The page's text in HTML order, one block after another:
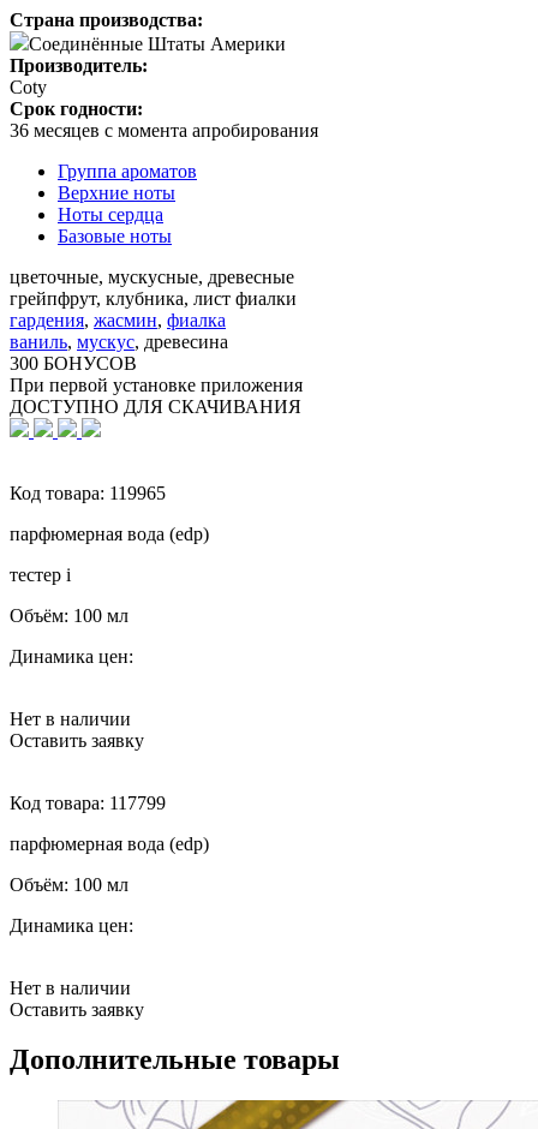
Страна производства:
Соединённые Штаты Америки
Производитель:
Coty
Срок годности:
36 месяцев с момента апробирования
Группа ароматов
Верхние ноты
Ноты сердца
Базовые ноты
цветочные, мускусные, древесные
грейпфрут, клубника, лист фиалки
гардения, жасмин, фиалка
ваниль, мускус, древесина
300 БОНУСОВ
При первой установке приложения
ДОСТУПНО ДЛЯ СКАЧИВАНИЯ
Код товара: 119965
парфюмерная вода (edp)
тестер i
Объём: 100 мл
Динамика цен:
Нет в наличии
Оставить заявку
Код товара: 117799
парфюмерная вода (edp)
Объём: 100 мл
Динамика цен:
Нет в наличии
Оставить заявку
Дополнительные товары